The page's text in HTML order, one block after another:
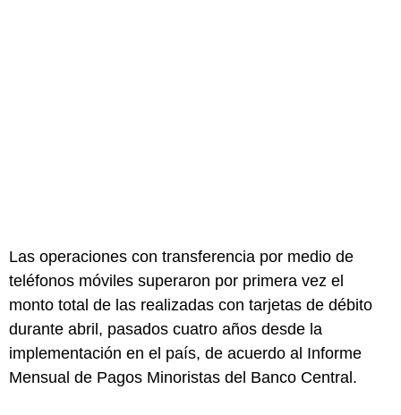
Las operaciones con transferencia por medio de
teléfonos móviles superaron por primera vez el
monto total de las realizadas con tarjetas de débito
durante abril, pasados cuatro años desde la
implementación en el país, de acuerdo al Informe
Mensual de Pagos Minoristas del Banco Central.